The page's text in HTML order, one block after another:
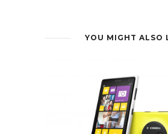
YOU MIGHT ALSO